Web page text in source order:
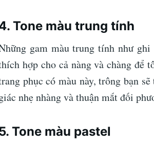
Tone màu trung tính
gam màu trung tính như
hợp cho cả nàng và chàng để
phục có màu này, trông bạn
nhẹ nhàng và thuận mắt đối
Tone màu pastel